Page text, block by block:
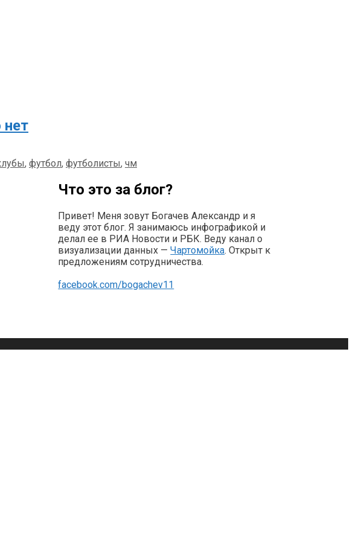
нет
, футбол, футболисты, чм
Что это за блог?
Привет! Меня зовут Богачев Александр и я
веду этот блог. Я занимаюсь инфографикой и
делал ее в РИА Новости и РБК. Веду канал о
визуализации данных —Чартомойка. Открыт к
предложениям сотрудничества.
facebook.com/bogachev11